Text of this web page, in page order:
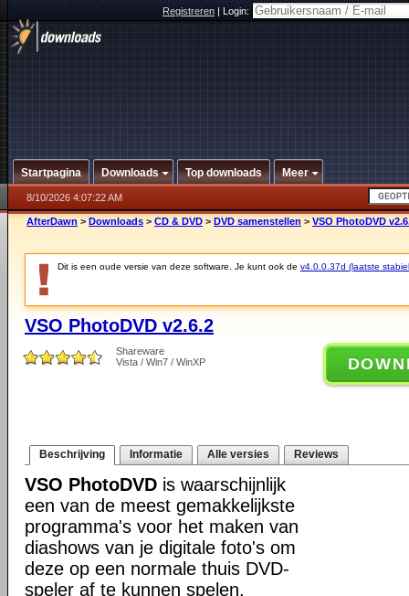
Registreren|Login:
Startpagina Downloads Top downloads Meer
8/10/2026 4:07:22 AM
AfterDawn > Downloads > CD & DVD > DVD samenstellen > VSO PhotoDVD
Dit is een oude versie van deze software. Je kunt ook de v4.0.0.37d (laatste
VSO PhotoDVD v2.6.2
Shareware
Vista / Win7 / WinXP
Beschrijving Informatie Alle versies Reviews
VSO PhotoDVD is waarschijnlijk
een van de meest gemakkelijkste
programma's voor het maken van
diashows van je digitale foto's om
deze op een normale thuis DVD-
speler af te kunnen spelen.